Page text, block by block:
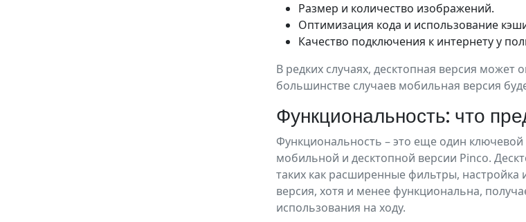
Размер и количество изображений.
Оптимизация кода и использование
Качество подключения к интернету у
В редких случаях, десктопная версия
большинстве случаев мобильная версия
Функциональность: что
Функциональность – это еще один
мобильной и десктопной версии Pinco.
таких как расширенные фильтры,
версия, хотя и менее функциональна,
использования на ходу.